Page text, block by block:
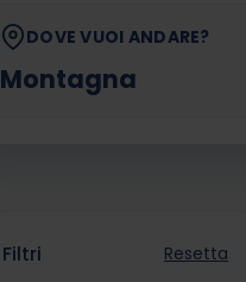
DOVE VUOI ANDARE?
Filtri Resetta